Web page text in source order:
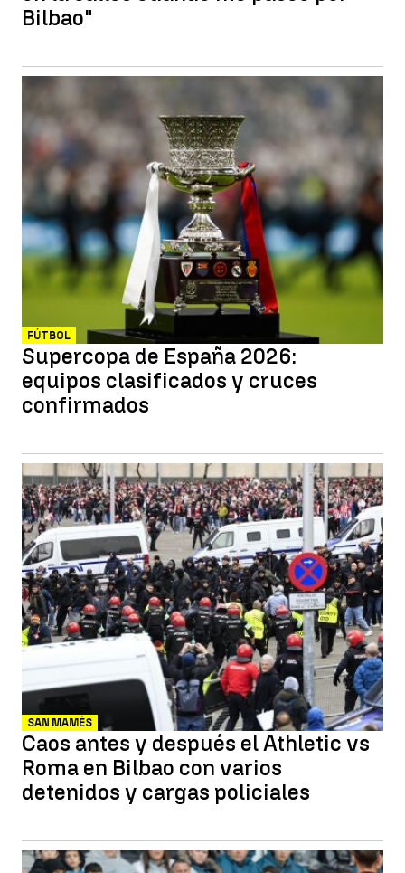
Bilbao"
FÚTBOL
Supercopa de España 2026:
equipos clasificados y cruces
confirmados
SAN MAMÉS
Caos antes y después el Athletic vs
Roma en Bilbao con varios
detenidos y cargas policiales